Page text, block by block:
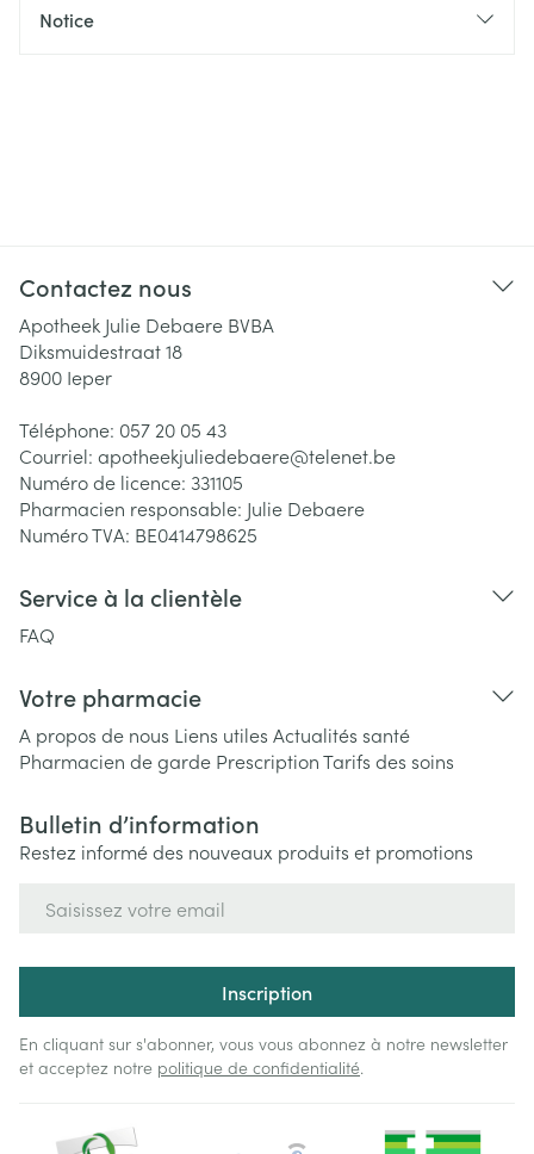
Notice
Contactez nous
Apotheek Julie Debaere BVBA
Diksmuidestraat 18
8900 Ieper
Téléphone: 057 20 05 43
Courriel: apotheekjuliedebaere@telenet.be
Numéro de licence: 331105
Pharmacien responsable: Julie Debaere
Numéro TVA: BE0414798625
Service à la clientèle
FAQ
Votre pharmacie
A propos de nous Liens utiles Actualités santé
Pharmacien de garde PrescriptionTarifs des soins
Bulletin d’information
Restez informé des nouveaux produits et promotions
Inscription
En cliquant sur s'abonner, vous vous abonnez à notre newsletter
et acceptez notre politique de confidentialité.